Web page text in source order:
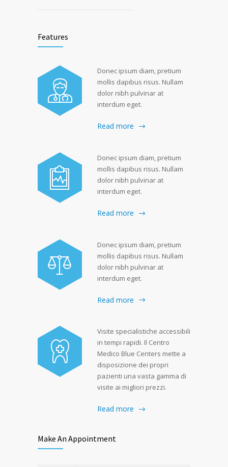
Features
Donec ipsum diam, pretium
mollis dapibus risus. Nullam
dolor nibh pulvinar at
interdum eget.
Read more
Donec ipsum diam, pretium
mollis dapibus risus. Nullam
dolor nibh pulvinar at
interdum eget.
Read more
Donec ipsum diam, pretium
mollis dapibus risus. Nullam
dolor nibh pulvinar at
interdum eget.
Read more
Visite specialistiche accessibili
in tempi rapidi. Il Centro
Medico Blue Centers mette a
disposizione dei propri
pazienti una vasta gamma di
visite ai migliori prezzi.
Read more
Make An Appointment